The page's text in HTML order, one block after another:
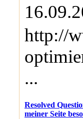
http://
...
Resolved
meiner Seite